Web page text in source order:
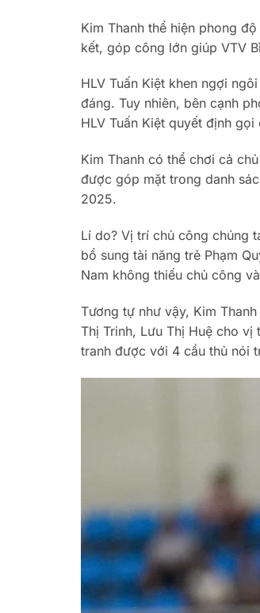
Kim Thanh thể hiện phong
kết, góp công lớn giúp VTV
HLV Tuấn Kiệt khen ngợi
đáng. Tuy nhiên, bên cạnh
HLV Tuấn Kiệt quyết định
Kim Thanh có thể chơi cả
được góp mặt trong danh
2025.
Lí do? Vị trí chủ công chúng
bổ sung tài năng trẻ Phạm
Nam không thiếu chủ công
Tương tự như vậy, Kim
Thị Trinh, Lưu Thị Huệ cho
tranh được với 4 cầu thủ nói